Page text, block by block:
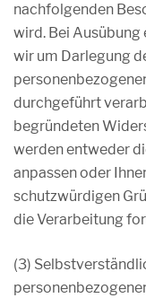
nachfolgenden
wird. Bei
wir um Darlegung
durchgeführt
begründeten
werden entweder
anpassen oder
schutzwürdigen
die Verarbeitung
(3)